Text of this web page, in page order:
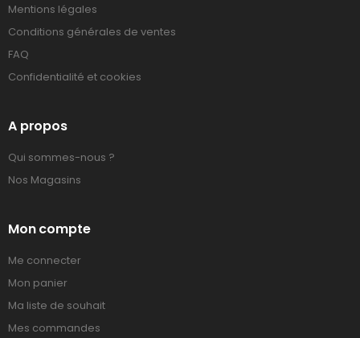
Mentions légales
Conditions générales de ventes
FAQ
Confidentialité et cookies
A propos
Qui sommes-nous ?
Nos Magasins
Mon compte
Me connecter
Mon panier
Ma liste de souhait
Mes commandes